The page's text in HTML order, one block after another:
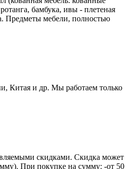
бамбука, ивы - плетеная
Предметы мебели, полностью
Китая и др. Мы работаем только
скидками. Скидка может
При покупке на сумму: -от 50